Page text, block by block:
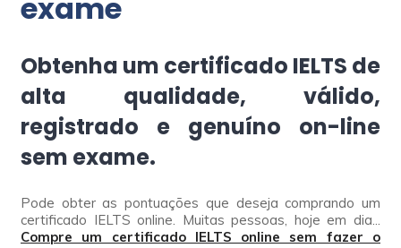
exame
Obtenha um certificado IELTS de
alta qualidade, válido,
registrado e genuíno on-line
sem exame.
Pode obter as pontuações que deseja comprando um
certificado IELTS online. Muitas pessoas, hoje em dia...
Compre um certificado IELTS online sem fazer o